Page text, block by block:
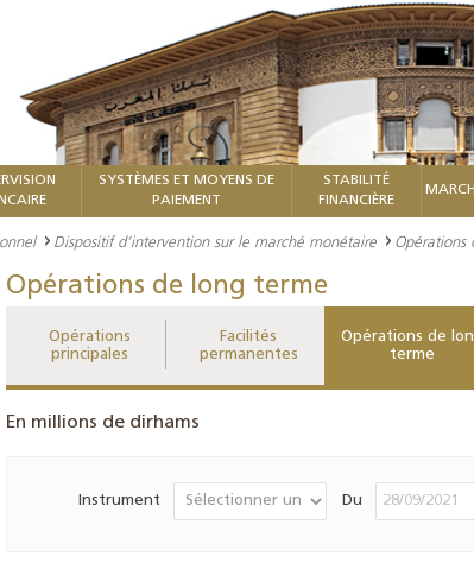
SYSTÈMES ET MOYENS DE
PAIEMENT
STABILITÉ
FINANCIÈRE
Dispositif d’intervention sur le marché monétaire Opérations
Opérations de long terme
Opérations
principales
Facilités
permanentes
Opérations de
terme
En millions de dirhams
Instrument Du